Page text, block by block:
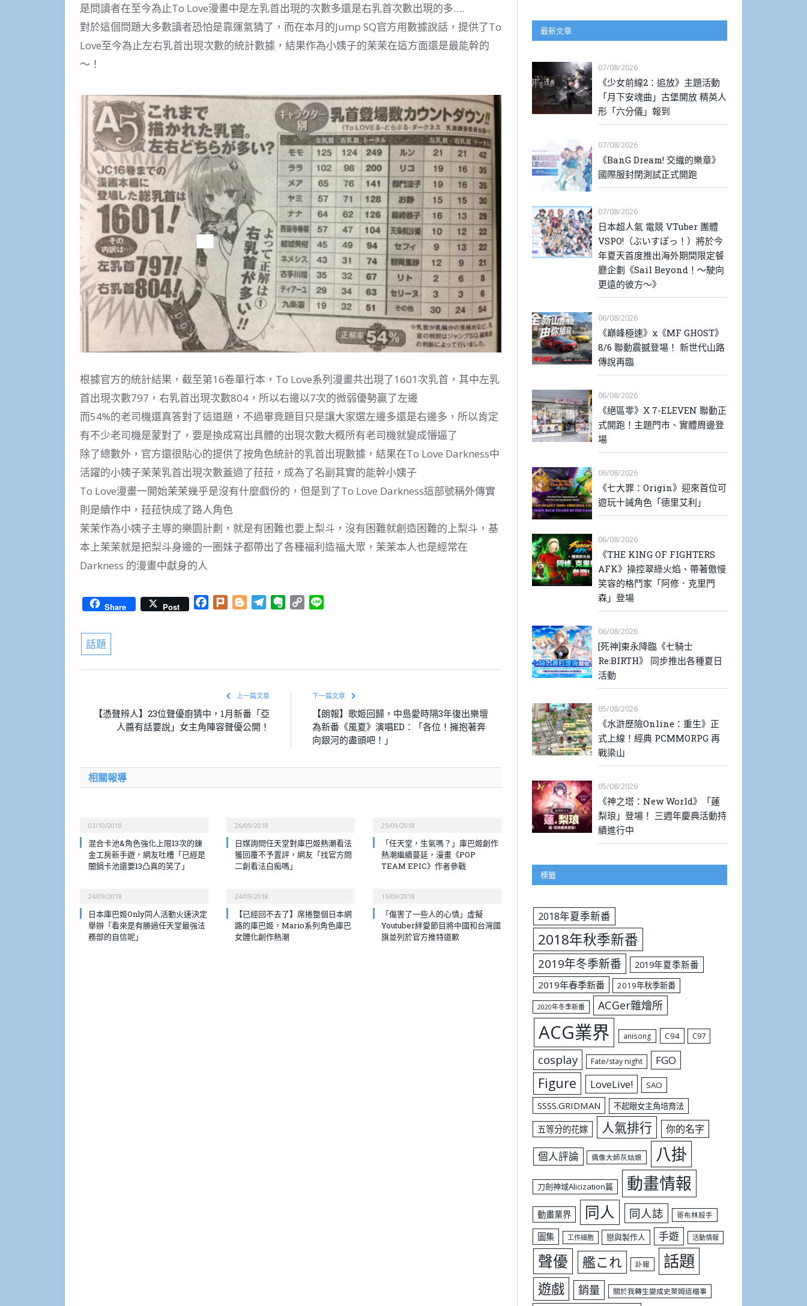
是問讀者在至今為止To Love漫畫中是左乳首出現的次數多還是右乳首次數出現的多….
對於這個問題大多數讀者恐怕是靠運氣猜了，而在本月的Jump SQ官方用數據說話，提供了To
Love至今為止左右乳首出現次數的統計數據，結果作為小姨子的茉茉在這方面還是最能幹的
～！
根據官方的統計結果，截至第16卷單行本，To Love系列漫畫共出現了1601次乳首，其中左乳
首出現次數797，右乳首出現次數804，所以右邊以7次的微弱優勢贏了左邊
而54%的老司機還真答對了這道題，不過畢竟題目只是讓大家選左邊多還是右邊多，所以肯定
有不少老司機是蒙對了，要是換成寫出具體的出現次數大概所有老司機就變成懵逼了
除了總數外，官方還很貼心的提供了按角色統計的乳首出現數據，結果在To Love Darkness中
活躍的小姨子茉茉乳首出現次數蓋過了菈菈，成為了名副其實的能幹小姨子
To Love漫畫一開始茉茉幾乎是沒有什麼戲份的，但是到了To Love Darkness這部號稱外傳實
則是續作中，菈菈快成了路人角色
茉茉作為小姨子主導的樂園計劃，就是有困難也要上梨斗，沒有困難就創造困難的上梨斗，基
本上茉茉就是把梨斗身邊的一圈妹子都帶出了各種福利造福大眾，茉茉本人也是經常在
Darkness 的漫畫中獻身的人
Share Post Facebook
Plurk BloggerTelegramEvernote
Copy
話題
上一篇文章
【憑聲辨人】23位聲優廚猜中，1月新番「亞
人醬有話要說」女主角陣容聲優公開！
下一篇文章
【朗報】歌姬回歸，中島愛時隔3年復出樂壇
為新番《風夏》演唱ED：「各位！擁抱著奔
向銀河的盡頭吧！」
相關報導
03/10/2018
混合卡池&角色強化上限13次的鍊
金工房新手遊，網友吐槽「已經是
闇鍋卡池還要13凸真的笑了」
26/09/2018
日媒詢問任天堂對庫巴姬熱潮看法
獲回覆不予置評，網友「找官方問
二創看法白痴嗎」
25/09/2018
「任天堂，生氣嗎？」庫巴姬創作
熱潮繼續蔓延，漫畫《POP
TEAM EPIC》作者參戰
24/09/2018
日本庫巴姬Only同人活動火速決定
舉辦「看來是有勝過任天堂最強法
務部的自信呢」
24/09/2018
【已經回不去了】席捲整個日本網
路的庫巴姬，Mario系列角色庫巴
女體化創作熱潮
15/09/2018
「傷害了一些人的心情」虛擬
Youtuber絆愛節目將中國和台灣國
旗並列於官方推特道歉
最新文章
07/08/2026
《少女前線2：追放》主題活動
「月下安魂曲」古堡開放 精英人
形「六分儀」報到
07/08/2026
《BanG Dream! 交織的樂章》
國際服封閉測試正式開跑
07/08/2026
日本超人氣 電競 VTuber 團體
VSPO!（ぶいすぽっ！）將於今
年夏天首度推出海外期間限定餐
廳企劃《Sail Beyond！～駛向
更遠的彼方～》
06/08/2026
《巔峰極速》x《MF GHOST》
8/6 聯動震撼登場！ 新世代山路
傳說再臨
06/08/2026
《絕區零》X 7-ELEVEN 聯動正
式開跑！主題門市、實體周邊登
場
06/08/2026
《七大罪：Origin》迎來首位可
遊玩十誡角色「德里艾利」
06/08/2026
《THE KING OF FIGHTERS
AFK》操控翠綠火焰、帶著傲慢
笑容的格鬥家「阿修．克里門
森」登場
06/08/2026
[死神]東永降臨《七騎士
Re:BIRTH》 同步推出各種夏日
活動
05/08/2026
《水滸歷險Online：重生》正
式上線！經典 PCMMORPG 再
戰梁山
05/08/2026
《神之塔：New World》「蓮
梨琅」登場！ 三週年慶典活動持
續進行中
標籤
2018年夏季新番
2018年秋季新番
2019年冬季新番
2019年夏季新番
2019年春季新番
2019年秋季新番
2020年冬季新番 ACGer雜燴所
ACG業界 anisong C94 C97
cosplay Fate/stay night FGO
Figure LoveLive! SAO
SSSS.GRIDMAN 不起眼女主角培育法
五等分的花嫁 人氣排行 你的名字
個人評論 偶像大師灰姑娘 八掛
刀劍神域Alicization篇 動畫情報
動畫業界 同人 同人誌 哥布林殺手
圖集 工作細胞 戀與製作人 手遊 活動情報
聲優 艦これ 訃報 話題
遊戲 銷量 關於我轉生變成史萊姆這檔事